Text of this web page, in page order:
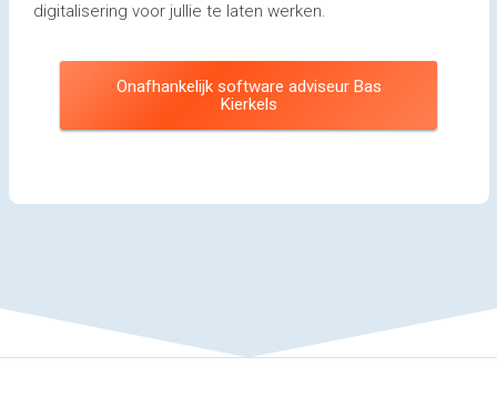
digitalisering voor jullie te laten werken.
Onafhankelijk software adviseur Bas
Kierkels